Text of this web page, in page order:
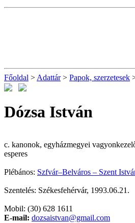
Főoldal > Adattár> Papok, szerzetesek
Dózsa István
c. kanonok, egyházmegyei
esperes
Plébános: Szfvár–Belváros – Szent
Szentelés: Székesfehérvár, 1993.06.21.
Mobil: (30) 628 1611
E-mail: dozsaistvan@gmail.com